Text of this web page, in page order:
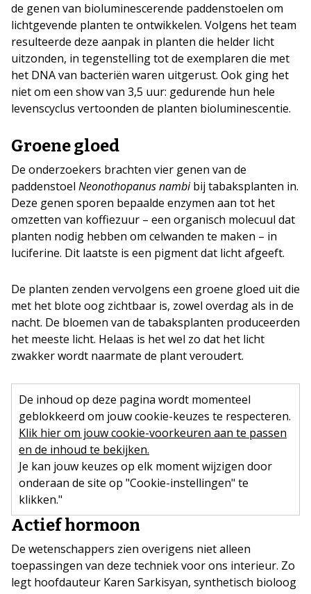
de genen van bioluminescerende paddenstoelen om
lichtgevende planten te ontwikkelen. Volgens het team
resulteerde deze aanpak in planten die helder licht
uitzonden, in tegenstelling tot de exemplaren die met
het DNA van bacteriën waren uitgerust. Ook ging het
niet om een show van 3,5 uur: gedurende hun hele
levenscyclus vertoonden de planten bioluminescentie.
Groene gloed
De onderzoekers brachten vier genen van de
paddenstoel Neonothopanus nambibij tabaksplanten in.
Deze genen sporen bepaalde enzymen aan tot het
omzetten van koffiezuur – een organisch molecuul dat
planten nodig hebben om celwanden te maken – in
luciferine. Dit laatste is een pigment dat licht afgeeft.
De planten zenden vervolgens een groene gloed uit die
met het blote oog zichtbaar is, zowel overdag als in de
nacht. De bloemen van de tabaksplanten produceerden
het meeste licht. Helaas is het wel zo dat het licht
zwakker wordt naarmate de plant veroudert.
De inhoud op deze pagina wordt momenteel
geblokkeerd om jouw cookie-keuzes te respecteren.
Klik hier om jouw cookie-voorkeuren aan te passen
en de inhoud te bekijken.
Je kan jouw keuzes op elk moment wijzigen door
onderaan de site op "Cookie-instellingen" te
klikken."
Actief hormoon
De wetenschappers zien overigens niet alleen
toepassingen van deze techniek voor ons interieur. Zo
legt hoofdauteur Karen Sarkisyan, synthetisch bioloog